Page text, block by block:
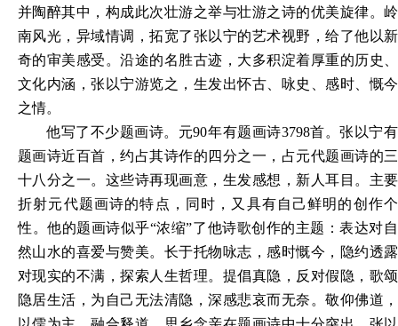
并陶醉其中，构成此次壮游之举与壮游之诗的优美旋律。岭
南风光，异域情调，拓宽了张以宁的艺术视野，给了他以新
奇的审美感受。沿途的名胜古迹，大多积淀着厚重的历史、
文化内涵，张以宁游览之，生发出怀古、咏史、感时、慨今
之情。
他写了不少题画诗。元90年有题画诗3798首。张以宁有
题画诗近百首，约占其诗作的四分之一，占元代题画诗的三
十八分之一。这些诗再现画意，生发感想，新人耳目。主要
折射元代题画诗的特点，同时，又具有自己鲜明的创作个
性。他的题画诗似乎“浓缩”了他诗歌创作的主题：表达对自
然山水的喜爱与赞美。长于托物咏志，感时慨今，隐约透露
对现实的不满，探索人生哲理。提倡真隐，反对假隐，歌颂
隐居生活，为自己无法清隐，深感悲哀而无奈。敬仰佛道，